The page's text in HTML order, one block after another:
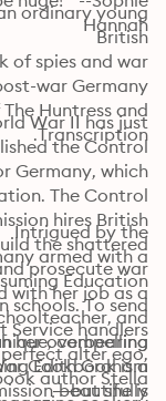
Hannah
Transcription.
Intrigued by the
beautifully